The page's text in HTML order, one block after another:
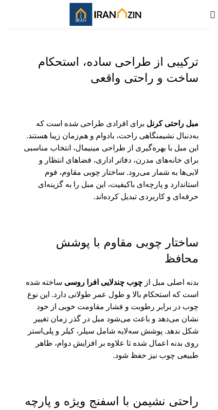
ترکیبی از طراحی ساده، استحکام
ساخت و راحتی واقعی
مبل راحتی کرنل برای افرادی طراحی شده است که
به‌دنبال نشیمنگاهی راحت، بادوام و هم‌زمان زیبا هستند.
این مبل با بهره‌گیری از طراحی مینیمال، انتخاب مناسبی
برای خانه‌های مدرن، دفاتر اداری، فضاهای انتظار و
لابی‌ها به شمار می‌رود. ساختار چوبی مقاوم، فوم
استاندارد و پارچه‌ای باکیفیت، این مبل را به گزینه‌ای
حرفه‌ای و کاربردی تبدیل کرده‌اند.
ساختار چوبی مقاوم با پوشش
محافظ
بدنه اصلی مبل از چوب چندلایی افرا روسی ساخته شده
است که استحکام بالا و طول عمر طولانی دارد. این نوع
چوب در برابر رطوبت و فشار مقاومت خوبی از خود
نشان می‌دهد و باعث می‌شود مبل در گذر زمان تغییر
شکل ندهد. پوشش سه‌لایه شامل سیلر، کیلر و پلی‌استر
روی بدنه اعمال شده تا علاوه بر افزایش دوام، ظاهر
طبیعی چوب نیز حفظ شود.
راحتی نشیمن با اسفنج ویژه و پارچه